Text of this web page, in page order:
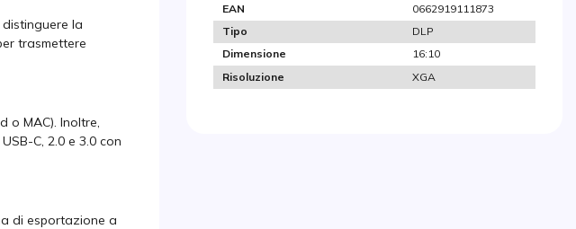
la
trasmettere
MAC). Inoltre,
C, 2.0 e 3.0 con
di esportazione a
EAN
0662919111873
Tipo
DLP
Dimensione
16:10
Risoluzione
XGA